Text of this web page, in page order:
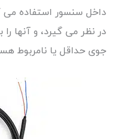
داخل سنسور استفاده می
در نظر می گیرد، و آنها را
جوی حداقل یا نامربوط